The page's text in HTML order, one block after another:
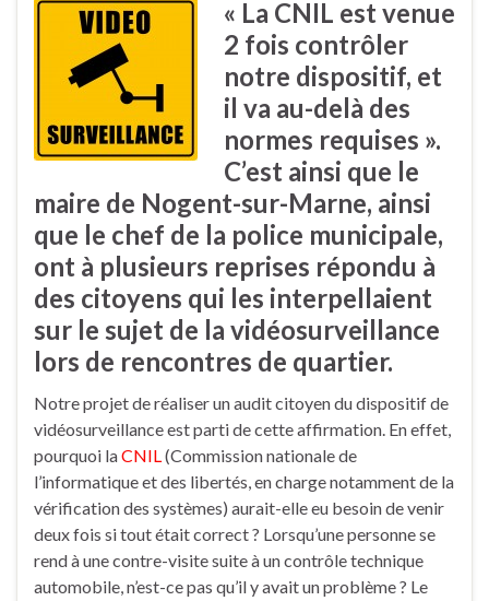
« La CNIL est venue
2 fois contrôler
notre dispositif, et
il va au-delà des
normes requises ».
C’est ainsi que le
maire de Nogent-sur-Marne, ainsi
que le chef de la police municipale,
ont à plusieurs reprises répondu à
des citoyens qui les interpellaient
sur le sujet de la vidéosurveillance
lors de rencontres de quartier.
Notre projet de réaliser un audit citoyen du dispositif de
vidéosurveillance est parti de cette affirmation. En effet,
pourquoi laCNIL(Commission nationale de
l’informatique et des libertés, en charge notamment de la
vérification des systèmes) aurait-elle eu besoin de venir
deux fois si tout était correct ? Lorsqu’une personne se
rend à une contre-visite suite à un contrôle technique
automobile, n’est-ce pas qu’il y avait un problème ? Le